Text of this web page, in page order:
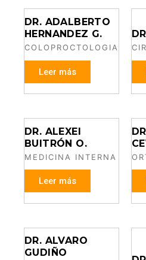
DR. ADALBERTO
HERNANDEZ G.
COLOPROCTOLOGIA
Leer más
DR. ALEXEI
BUITRÓN O.
MEDICINA INTERNA
Leer más
DR. ALVARO
GUDIÑO